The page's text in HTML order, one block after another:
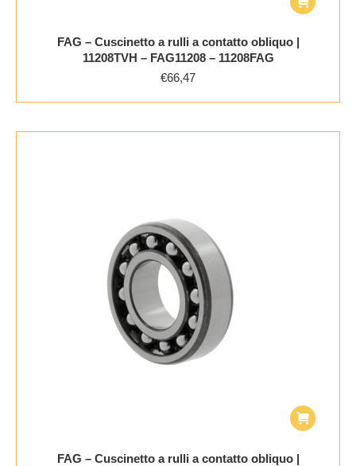
FAG – Cuscinetto a rulli a contatto obliquo |
11208TVH – FAG11208 – 11208FAG
€66,47
FAG – Cuscinetto a rulli a contatto obliquo |